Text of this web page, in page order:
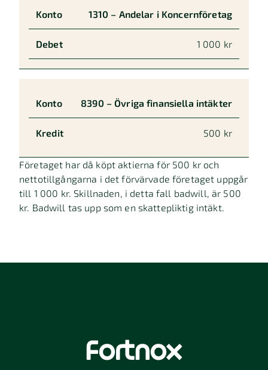
1310 – Andelar i Koncernföretag
1 000 kr
8390 – Övriga finansiella intäkter
500 kr
Företaget har då köpt aktierna för 500 kr och
nettotillgångarna i det förvärvade företaget uppgår
till 1 000 kr. Skillnaden, i detta fall badwill, är 500
kr. Badwill tas upp som en skattepliktig intäkt.